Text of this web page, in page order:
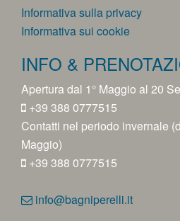
Informativa sulla privacy
Informativa sui cookie
INFO &
Apertura dal 1° Maggio al 20
+39 388 0777515
Contatti nel periodo invernale
Maggio)
+39 388 0777515
info@bagniperelli.it